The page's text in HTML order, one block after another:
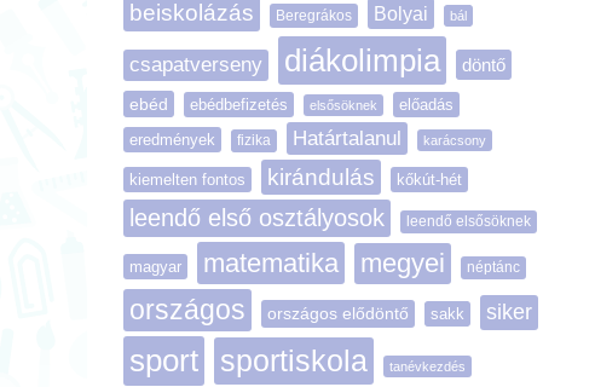
beiskolázás Beregrákos Bolyai bál
csapatverseny diákolimpia döntő
ebéd ebédbefizetés elsősöknek
előadás
eredmények
fizika Határtalanul karácsony
kiemelten fontos kirándulás kőkút-hét
leendő első osztályosok leendő elsősöknek
magyar matematika megyei néptánc
országos országos elődöntő sakk siker
sport sportiskola tanévkezdés